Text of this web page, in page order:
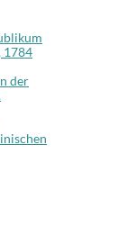
1784
der